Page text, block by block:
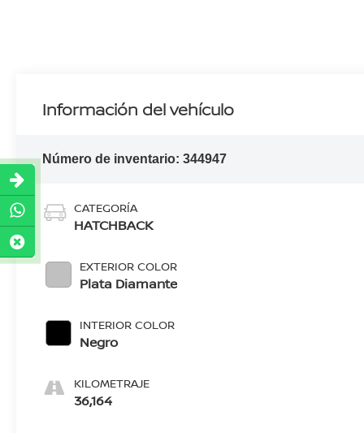
Información del vehículo
Número de inventario:344947
CATEGORÍA
HATCHBACK
EXTERIOR COLOR
Plata Diamante
INTERIOR COLOR
Negro
KILOMETRAJE
36,164